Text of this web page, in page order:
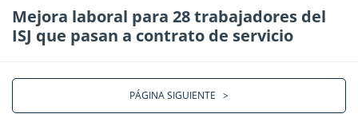
Mejora laboral para 28 trabajadores del
ISJ que pasan a contrato de servicio
PÁGINA SIGUIENTE >